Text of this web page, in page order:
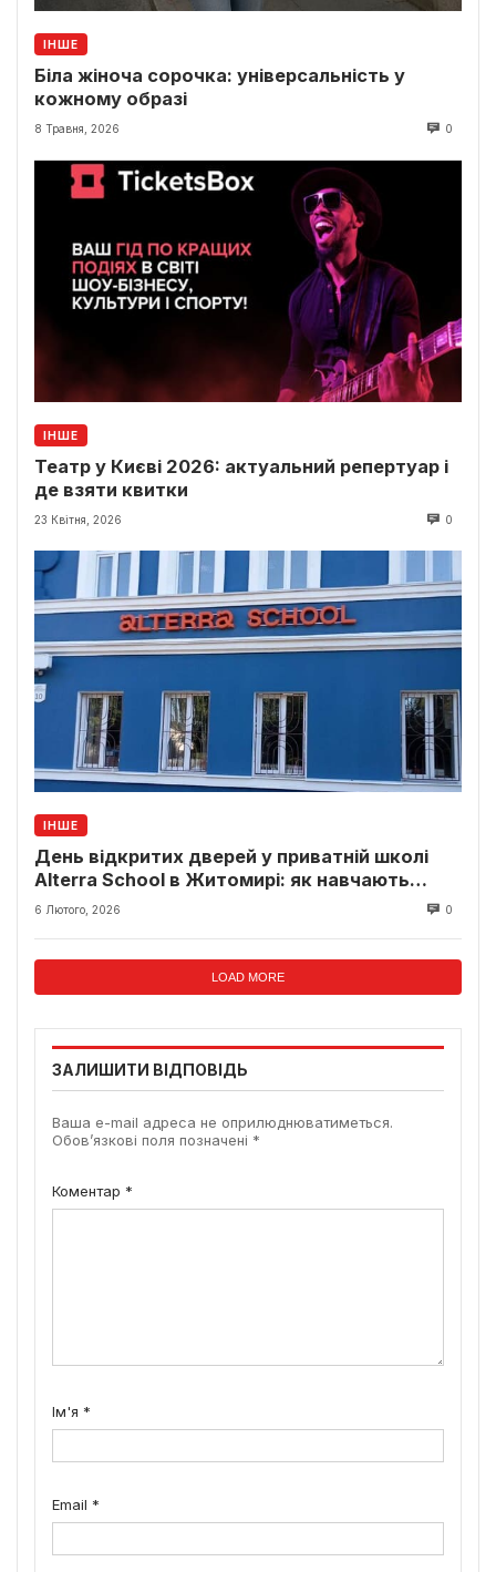
ІНШЕ
Біла жіноча сорочка: універсальність у
кожному образі
8 Травня, 2026 0
ІНШЕ
Театр у Києві 2026: актуальний репертуар і
де взяти квитки
23 Квітня, 2026 0
ІНШЕ
День відкритих дверей у приватній школі
Alterra School в Житомирі: як навчають
дітей у сучасному форматі
6 Лютого, 2026 0
LOAD MORE
ЗАЛИШИТИ ВІДПОВІДЬ
Ваша e-mail адреса не оприлюднюватиметься.
Обов’язкові поля позначені *
Коментар *
Ім'я *
Email *